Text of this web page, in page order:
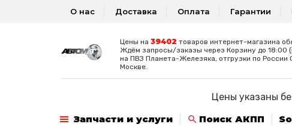
О нас Доставка Оплата Гарантии
Цены на 39402 товаров интернет-магазина
Ждём запросы/заказы через Корзину до 18:00
на ПВЗ Планета-Железяка, отгрузки по России
Москве.
Цены указаны
Запчасти и услуги
Поиск АКПП